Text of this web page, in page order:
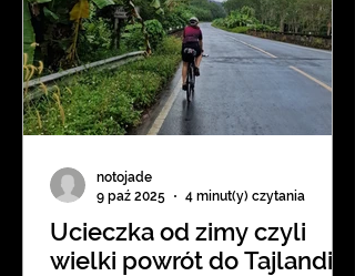
Ucieczka od zimy czyli
wielki powrót do Tajlandii
notojade
9 paź 2025
4 minut(y) czytania